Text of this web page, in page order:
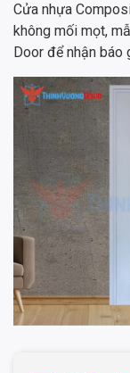
Cửa nhựa
không mối mọt,
Door để nhận